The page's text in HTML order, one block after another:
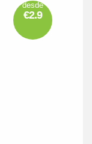
desde
€2.9